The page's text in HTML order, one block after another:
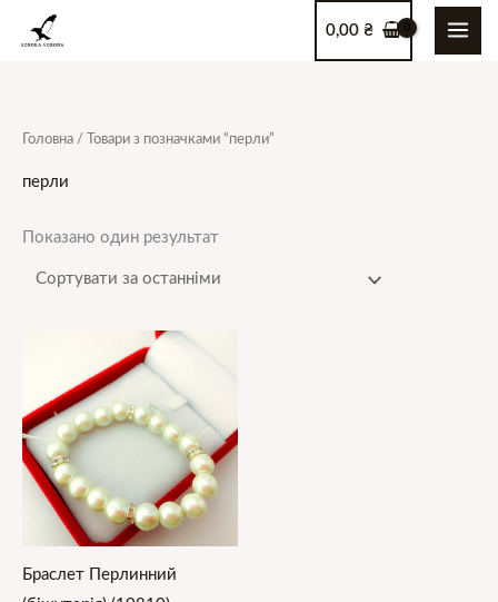
Перейти
0,00 ₴
Головна / Товари з позначками “перли”
перли
Показано один результат
Браслет Перлинний